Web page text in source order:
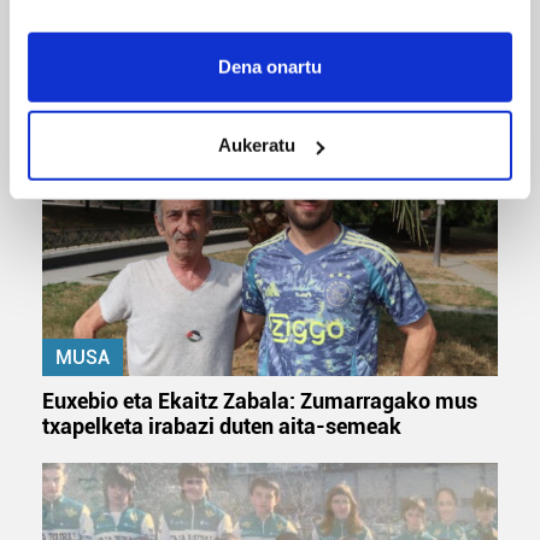
If you allow, we would also like to:
Collect information about your geographical
Identify your device by actively scanning it for
specific characteristics (fingerprinting)
Find out more about how your personal data is processed
and set your preferences in thedetails section.
Guk eta gure bazkideek zure datu pertsonalak
prozesatzen ditugu, zure IP zenbakia, besteak beste,
teknologia erabiliz, cookieak adibidez, iragarki eta eduki
neurtzeko, jendeari buruzko informazioa biltzeko eta
produktuak garatzeko. Zure datuak nork eta zertarako
erabiltzen dituen hauta dezakezu.
Bazkide batzuek ez dizute baimenik eskatzen, eta beren
Dena onartu
Aukeratu
'Amaaaa!' abestiekin
MUSA
Euxebio eta Ekaitz Zabala: Zumarragako mus
txapelketa irabazi duten aita-semeak